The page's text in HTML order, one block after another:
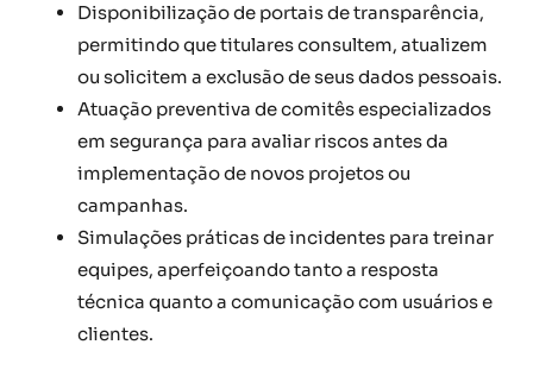
Disponibilização de portais de transparência,
permitindo que titulares consultem, atualizem
ou solicitem a exclusão de seus dados pessoais.
Atuação preventiva de comitês especializados
em segurança para avaliar riscos antes da
implementação de novos projetos ou
campanhas.
Simulações práticas de incidentes para treinar
equipes, aperfeiçoando tanto a resposta
técnica quanto a comunicação com usuários e
clientes.